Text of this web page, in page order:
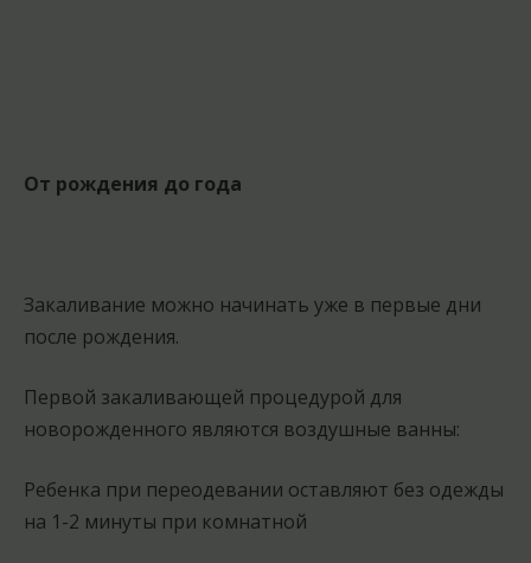
От рождения до года
Закаливание можно начинать уже в первые дни
после рождения.
Первой закаливающей процедурой для
новорожденного являются воздушные ванны:
Ребенка при переодевании оставляют без одежды
на 1-2 минуты при комнатной